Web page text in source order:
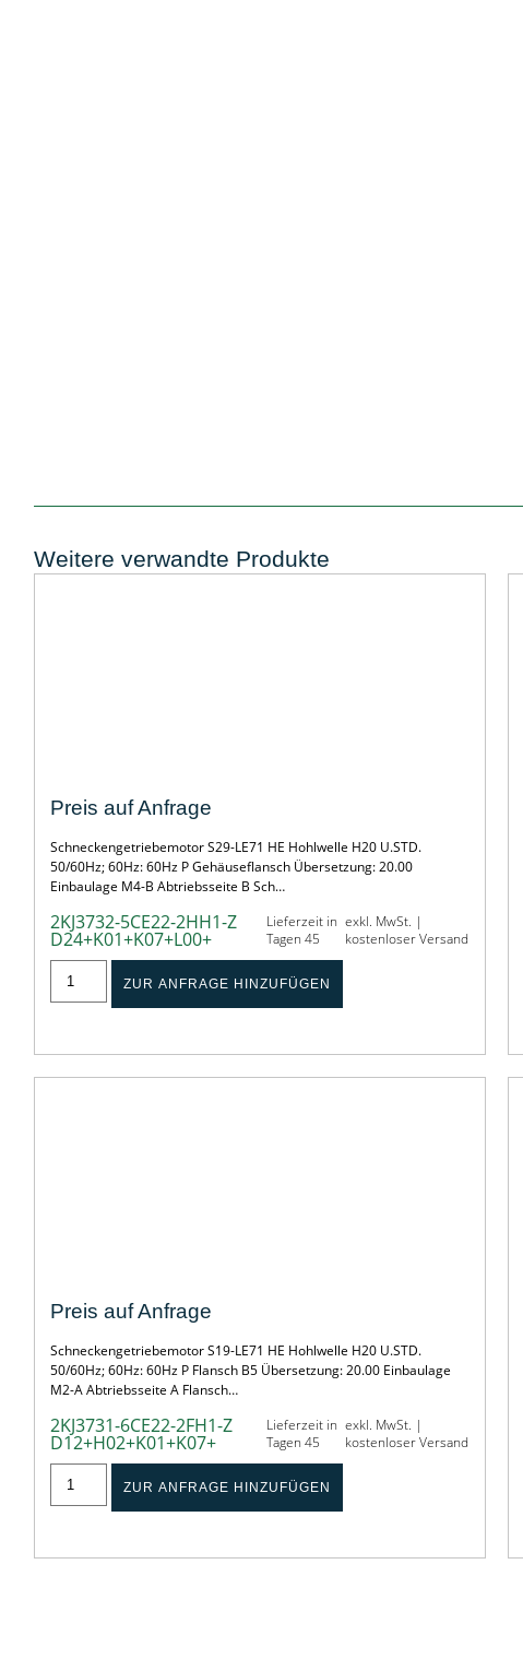
Weitere verwandte Produkte
Preis auf Anfrage
Schneckengetriebemotor S29-LE71 HE Hohlwelle H20 U.STD.
50/60Hz; 60Hz: 60Hz P Gehäuseflansch Übersetzung: 20.00
Einbaulage M4-B Abtriebsseite B Sch…
2KJ3732-5CE22-2HH1-Z
D24+K01+K07+L00+
Lieferzeit in
Tagen 45
exkl. MwSt. |
kostenloser Versand
ZUR ANFRAGE HINZUFÜGEN
Preis auf Anfrage
Schneckengetriebemotor S19-LE71 HE Hohlwelle H20 U.STD.
50/60Hz; 60Hz: 60Hz P Flansch B5 Übersetzung: 20.00 Einbaulage
M2-A Abtriebsseite A Flansch…
2KJ3731-6CE22-2FH1-Z
D12+H02+K01+K07+
Lieferzeit in
Tagen 45
exkl. MwSt. |
kostenloser Versand
ZUR ANFRAGE HINZUFÜGEN